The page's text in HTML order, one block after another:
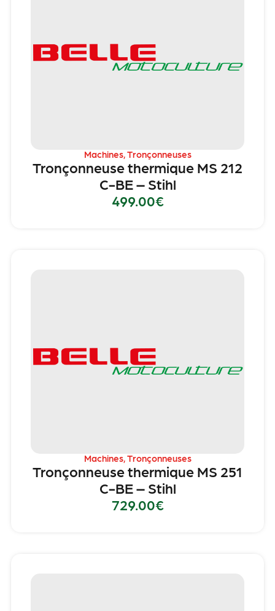
Machines,Tronçonneuses
Tronçonneuse thermique MS 212
C-BE – Stihl
499.00€
Machines,Tronçonneuses
Tronçonneuse thermique MS 251
C-BE – Stihl
729.00€